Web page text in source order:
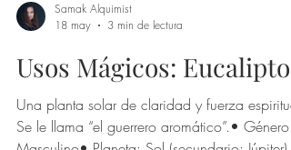
Samak Alquimist
18 may
3 min de lectura
Usos Mágicos: Eucalipto